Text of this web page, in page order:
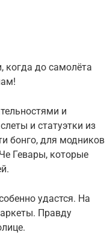
когда до самолёта
и
и статуэтки из
бонго, для модников
Гевары, которые
удастся. На
Правду